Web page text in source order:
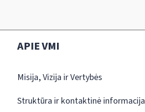
APIE VMI
Misija, Vizija ir Vertybės
Struktūra ir kontaktinė informacija